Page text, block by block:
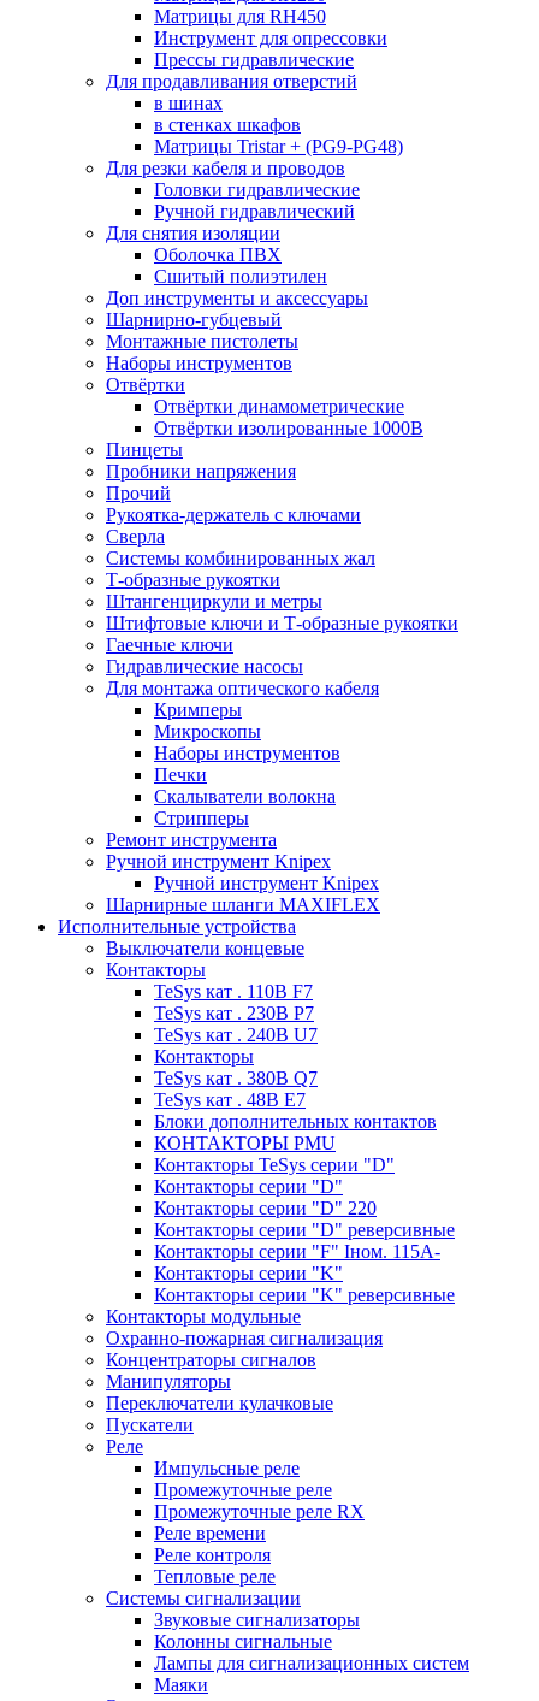
Матрицы для RH450
Инструмент для опрессовки
Прессы гидравлические
Для продавливания отверстий
в шинах
в стенках шкафов
Матрицы Tristar + (PG9-PG48)
Для резки кабеля и проводов
Головки гидравлические
Ручной гидравлический
Для снятия изоляции
Оболочка ПВХ
Сшитый полиэтилен
Доп инструменты и аксессуары
Шарнирно-губцевый
Монтажные пистолеты
Наборы инструментов
Отвёртки
Отвёртки динамометрические
Отвёртки изолированные 1000В
Пинцеты
Пробники напряжения
Прочий
Рукоятка-держатель с ключами
Сверла
Системы комбинированных жал
Т-образные рукоятки
Штангенциркули и метры
Штифтовые ключи и Т-образные рукоятки
Гаечные ключи
Гидравлические насосы
Для монтажа оптического кабеля
Кримперы
Микроскопы
Наборы инструментов
Печки
Скалыватели волокна
Стрипперы
Ремонт инструмента
Ручной инструмент Knipex
Ручной инструмент Knipex
Шарнирные шланги MAXIFLEX
Исполнительные устройства
Выключатели концевые
Контакторы
TeSys кат . 110В F7
TeSys кат . 230В P7
TeSys кат . 240В U7
Контакторы
TeSys кат . 380В Q7
TeSys кат . 48В E7
Блоки дополнительных контактов
КОНТАКТОРЫ PMU
Контакторы TeSys серии "D"
Контакторы серии "D"
Контакторы серии "D" 220
Контакторы серии "D" реверсивные
Контакторы серии "F" Iном. 115А-
Контакторы серии "K"
Контакторы серии "K" реверсивные
Контакторы модульные
Охранно-пожарная сигнализация
Концентраторы сигналов
Манипуляторы
Переключатели кулачковые
Пускатели
Реле
Импульсные реле
Промежуточные реле
Промежуточные реле RX
Реле времени
Реле контроля
Тепловые реле
Системы сигнализации
Звуковые сигнализаторы
Колонны сигнальные
Лампы для сигнализационных систем
Маяки